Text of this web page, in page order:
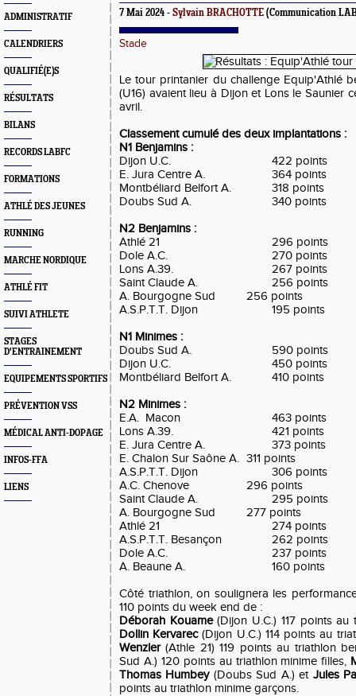
ADMINISTRATIF
CALENDRIERS
QUALIFIÉ(E)S
RÉSULTATS
BILANS
RECORDS LABFC
FORMATIONS
ATHLÉ DES JEUNES
RUNNING
MARCHE NORDIQUE
ATHLÉ FIT
SUIVI ATHLETE
STAGES
D'ENTRAINEMENT
EQUIPEMENTS SPORTIFS
PRÉVENTION VSS
MÉDICAL ANTI-DOPAGE
INFOS-FFA
LIENS
7 Mai 2024 - Sylvain BRACHOTTE (Communication
Stade
Le tour printanier du challenge Equip'Athlé
(U16) avaient lieu à Dijon et Lons le Saunier
avril.
Classement cumulé des deux implantations :
N1 Benjamins :
Dijon U.C.
422 points
E. Jura Centre A.
364 points
Montbéliard Belfort A.
318 points
Doubs Sud A.
340 points
N2 Benjamins :
Athlé 21
296 points
Dole A.C.
270 points
Lons A.39.
267 points
Saint Claude A.
256 points
A. Bourgogne Sud
256 points
A.S.P.T.T. Dijon
195 points
N1 Minimes :
Doubs Sud A.
590 points
Dijon U.C.
450 points
Montbéliard Belfort A.
410 points
N2 Minimes :
E.A. Macon
463 points
Lons A.39.
421 points
E. Jura Centre A.
373 points
E. Chalon Sur Saône A. 311 points
A.S.P.T.T. Dijon
306 points
A.C. Chenove
296 points
Saint Claude A.
295 points
A. Bourgogne Sud
277 points
Athlé 21
274 points
A.S.P.T.T. Besançon
262 points
Dole A.C.
237 points
A. Beaune A.
160 points
Côté triathlon, on soulignera les
110 points du week end de :
Déborah Kouame(Dijon U.C.) 117 points
Dollin Kervarec(Dijon U.C.) 114 points au
Wenzler(Athle 21) 119 points au triathlon
Sud A.) 120 points au triathlon minime filles,
Thomas Humbey(Doubs Sud A.) etJules
points au triathlon minime garçons.